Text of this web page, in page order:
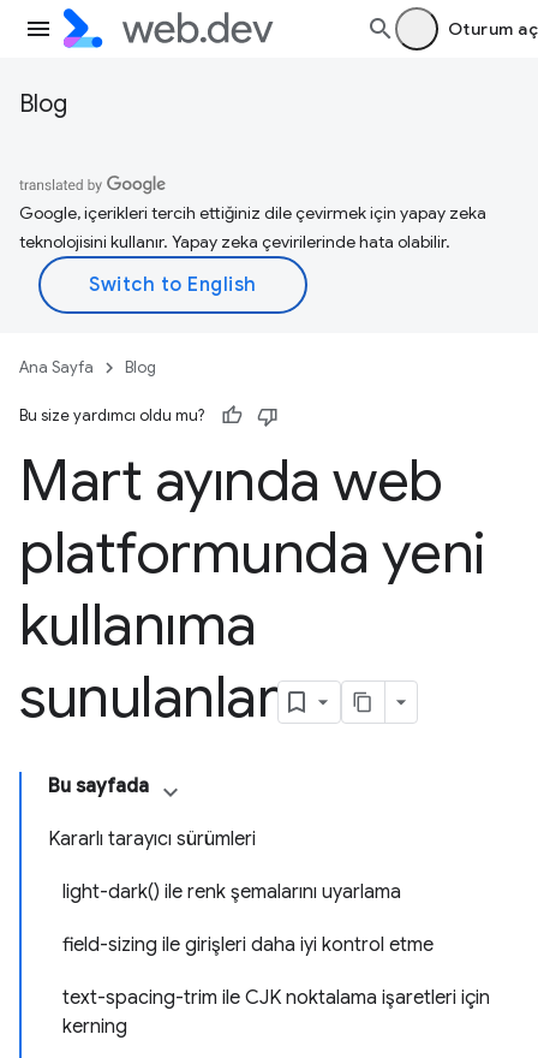
Oturum aç
Blog
Google, içerikleri tercih ettiğiniz dile çevirmek için yapay zeka
teknolojisini kullanır. Yapay zeka çevirilerinde hata olabilir.
Ana Sayfa Blog
Bu size yardımcı oldu mu?
Mart ayında web
platformunda yeni
kullanıma
sunulanlar
Bu sayfada
Kararlı tarayıcı sürümleri
light-dark() ile renk şemalarını uyarlama
field-sizing ile girişleri daha iyi kontrol etme
text-spacing-trim ile CJK noktalama işaretleri için
kerning